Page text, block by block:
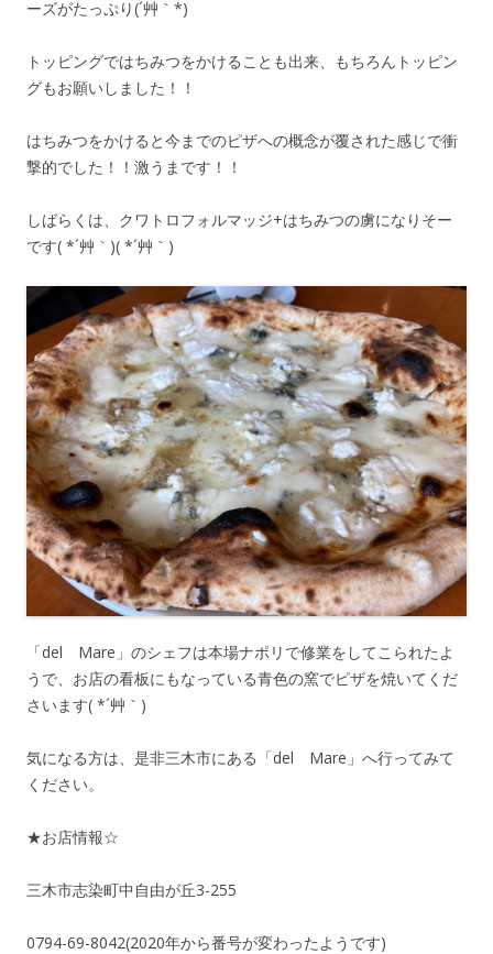
ーズがたっぷり(´艸｀*)
トッピングではちみつをかけることも出来、もちろんトッピン
グもお願いしました！！
はちみつをかけると今までのピザへの概念が覆された感じで衝
撃的でした！！激うまです！！
しばらくは、クワトロフォルマッジ+はちみつの虜になりそー
です( *´艸｀)( *´艸｀)
「del Mare」のシェフは本場ナポリで修業をしてこられたよ
うで、お店の看板にもなっている青色の窯でピザを焼いてくだ
さいます( *´艸｀)
気になる方は、是非三木市にある「del Mare」へ行ってみて
ください。
★お店情報☆
三木市志染町中自由が丘3-255
0794-69-8042(2020年から番号が変わったようです)